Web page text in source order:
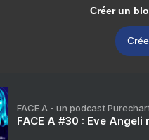
Créer un
FACE A - un podcast
FACE A #30 : Eve